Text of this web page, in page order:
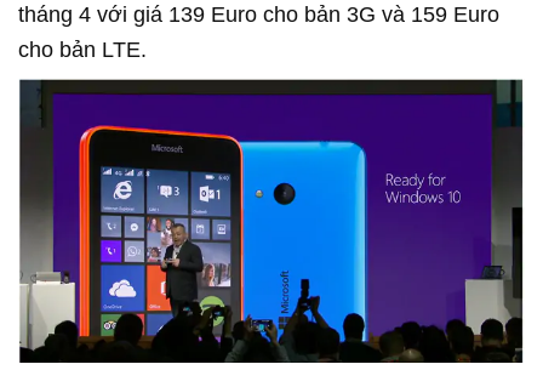
tháng 4 với giá 139 Euro cho bản 3G và 159 Euro
cho bản LTE.